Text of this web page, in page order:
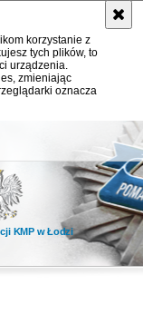
korzystanie z
tych plików, to
urządzenia.
zmieniając
oznacza
KMP w Łodzi